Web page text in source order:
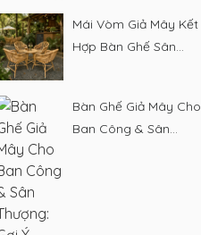
Mái Vòm Giả Mây Kết
Hợp Bàn Ghế Sân
Bàn Ghế Giả Mây Cho
Ban Công & Sân